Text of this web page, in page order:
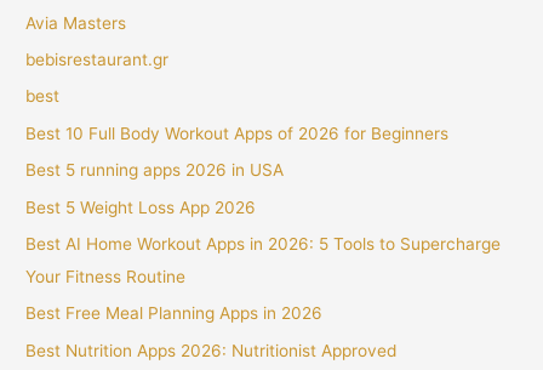
Avia Masters
bebisrestaurant.gr
best
Best 10 Full Body Workout Apps of 2026 for Beginners
Best 5 running apps 2026 in USA
Best 5 Weight Loss App 2026
Best AI Home Workout Apps in 2026: 5 Tools to Supercharge
Your Fitness Routine
Best Free Meal Planning Apps in 2026
Best Nutrition Apps 2026: Nutritionist Approved